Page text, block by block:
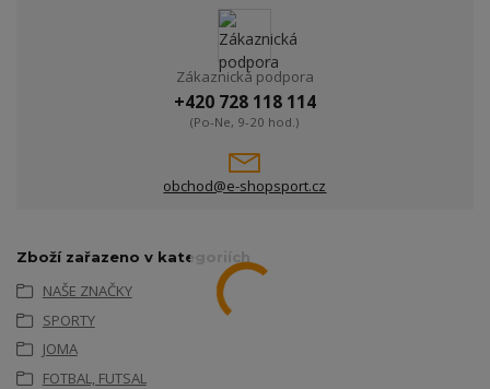
Zákaznická podpora
+420 728 118 114
(Po-Ne, 9-20 hod.)
obchod@e-shopsport.cz
Zboží zařazeno v kategoriích
NAŠE ZNAČKY
SPORTY
JOMA
FOTBAL, FUTSAL